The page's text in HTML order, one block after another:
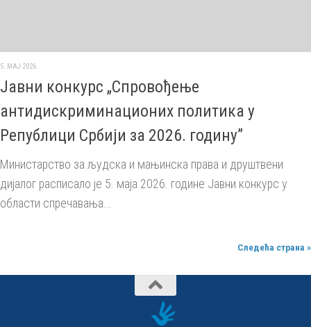
5. МАЈ 2026.
Јавни конкурс „Спровођење
антидискриминационих политика у
Републици Србији за 2026. годину”
Министарство за људска и мањинска права и друштвени
дијалог расписало је 5. маја 2026. године Јавни конкурс у
области спречавања...
Следећа страна »